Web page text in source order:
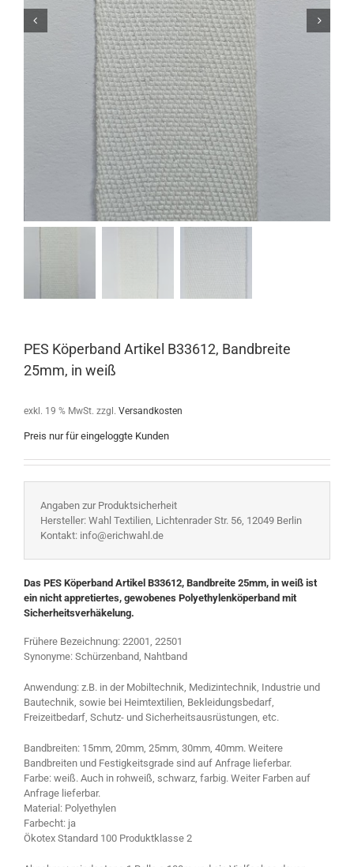
PES Köperband Artikel B33612, Bandbreite
25mm, in weiß
exkl. 19 % MwSt. zzgl. Versandkosten
Preis nur für eingeloggte Kunden
Angaben zur Produktsicherheit
Hersteller: Wahl Textilien, Lichtenrader Str. 56, 12049 Berlin
Kontakt: info@erichwahl.de
Das PES Köperband Artikel B33612, Bandbreite 25mm, in weiß ist
ein nicht appretiertes, gewobenes Polyethylenköperband mit
Sicherheitsverhäkelung.
Frühere Bezeichnung: 22001, 22501
Synonyme: Schürzenband, Nahtband
Anwendung: z.B. in der Mobiltechnik, Medizintechnik, Industrie und
Bautechnik, sowie bei Heimtextilien, Bekleidungsbedarf,
Freizeitbedarf, Schutz- und Sicherheitsausrüstungen, etc.
Bandbreiten: 15mm, 20mm, 25mm, 30mm, 40mm. Weitere
Bandbreiten und Festigkeitsgrade sind auf Anfrage lieferbar.
Farbe: weiß. Auch in rohweiß, schwarz, farbig. Weiter Farben auf
Anfrage lieferbar.
Material: Polyethylen
Farbecht: ja
Ökotex Standard 100 Produktklasse 2